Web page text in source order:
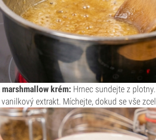
krém: Hrnec sundejte z
extrakt. Míchejte, dokud se vše